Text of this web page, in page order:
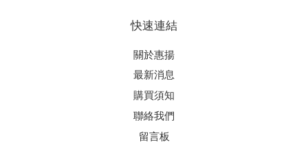
快速連結
關於惠揚
最新消息
購買須知
聯絡我們
留言板